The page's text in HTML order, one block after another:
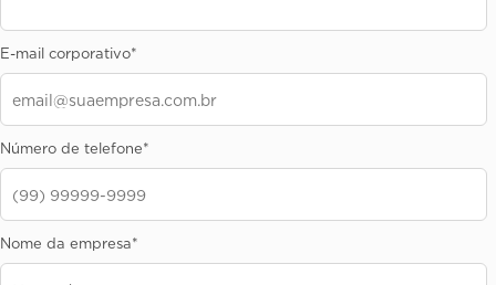
E-mail corporativo*
Número de telefone*
Nome da empresa*